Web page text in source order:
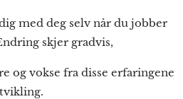
med deg selv når du jobber
skjer gradvis,
og vokse fra disse erfaringene